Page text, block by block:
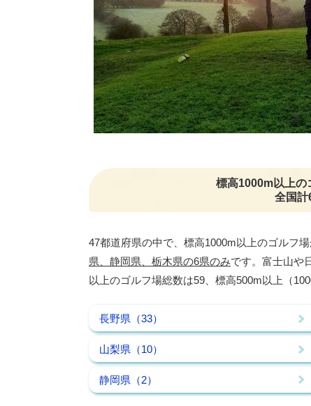
標高1000m以上の
全国計
47都道府県の中で、標高1000m以上のゴルフ場
県、静岡県、栃木県の6県のみです。富士山や
以上のゴルフ場総数は59、標高500m以上（
長野県（33）
山梨県（10）
静岡県（2）